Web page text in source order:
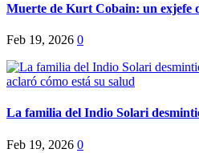
Muerte de Kurt Cobain: un exjefe
Feb 19, 2026 0
La familia del Indio Solari
Feb 19, 2026 0